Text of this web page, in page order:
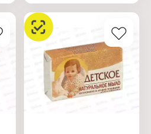
Характеристики:
Производитель: Nefis
Cosmetics
Тип товара: Мыло
Назначение: туалетное
Название: "Банное"
Вес: 160 г